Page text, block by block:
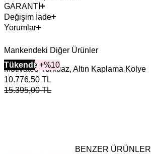
GARANTİ
Değişim İade
Yorumlar
Mankendeki Diğer Ürünler
2+ Ürüne +%10
Tükendi
Motivated Turkuaz, Altın Kaplama Kolye
10.776,50 TL
15.395,00TL
BENZER ÜRÜNLER